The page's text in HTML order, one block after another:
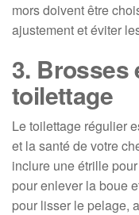
mors doivent être
ajustement et éviter
3. Brosses
toilettage
Le toilettage régulier
et la santé de votre
inclure une étrille
pour enlever la boue
pour lisser le pelage,